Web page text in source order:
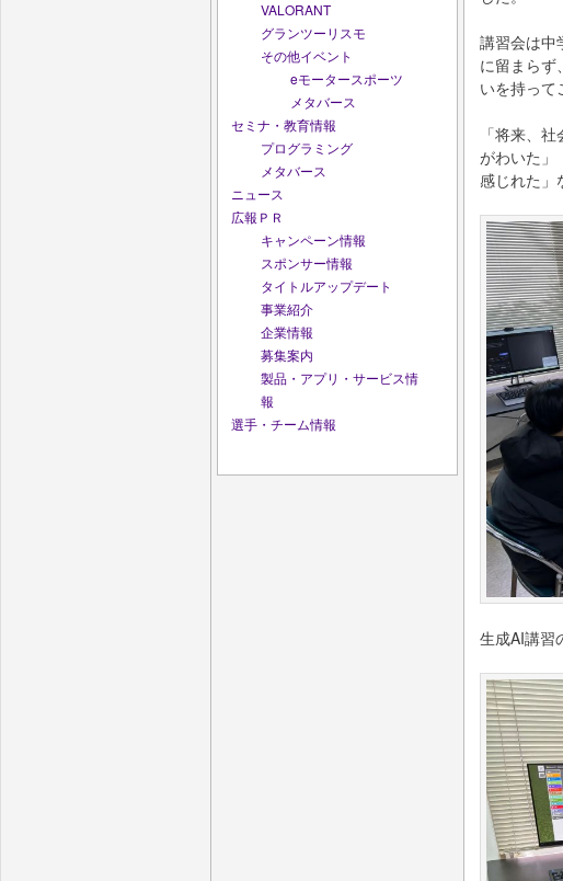
VALORANT
グランツーリスモ
その他イベント
eモータースポーツ
メタバース
セミナ・教育情報
プログラミング
メタバース
ニュース
広報ＰＲ
キャンペーン情報
スポンサー情報
タイトルアップデート
事業紹介
企業情報
募集案内
製品・アプリ・サービス情
報
選手・チーム情報
講習会は中
に留まらず
いを持って
「将来、
がわいた」
感じれた」
生成AI講習